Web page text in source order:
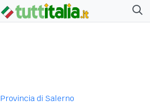
Provincia di Salerno